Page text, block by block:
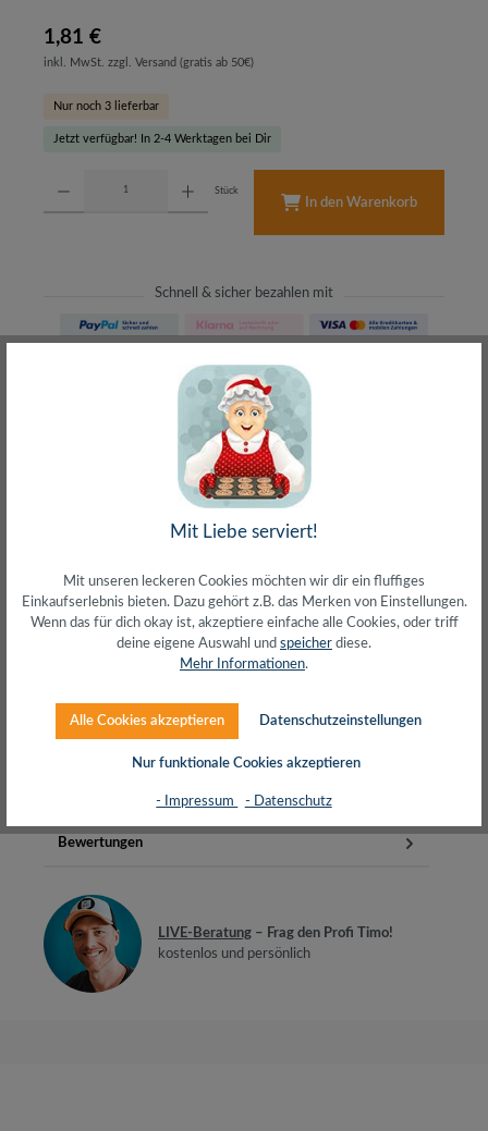
1,81 €
inkl. MwSt. zzgl. Versand (gratis ab 50€)
Nur noch 3 lieferbar
Jetzt verfügbar! In 2-4 Werktagen bei Dir
Stück
In den Warenkorb
Schnell & sicher bezahlen mit
Schneller Versand
meist direkt aus Waiblingen
30 Tage Rückgaberecht
ohne Risiko bestellen
– Frag den Profi!
kostenlos und persönlich
wir wissen von was wir sprechen
Patchkabel mit massivem Innleiter (Kupfer) für hohe
BandbreitenCat.6A Class EA gemäß ISO/IEC 11801 &
Bewertungen
LIVE-Beratung – Frag den Profi Timo!
kostenlos und persönlich
Mit Liebe serviert!
Mit unseren leckeren Cookies möchten wir dir ein fluffiges
Einkaufserlebnis bieten. Dazu gehört z.B. das Merken von Einstellungen.
Wenn das für dich okay ist, akzeptiere einfache alle Cookies, oder triff
deine eigene Auswahl und speicher diese.
Mehr Informationen.
Alle Cookies akzeptieren Datenschutzeinstellungen
Nur funktionale Cookies akzeptieren
- Impressum - Datenschutz